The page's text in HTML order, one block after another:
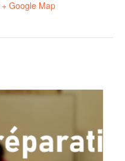
+ Google Map